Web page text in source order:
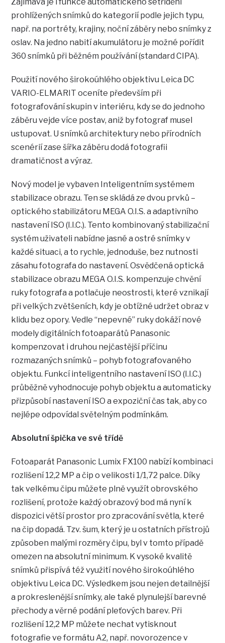
prohlížených snímků do kategorií podle jejich typu,
např. na portréty, krajiny, noční záběry nebo snímky z
oslav. Na jedno nabití akumulátoru je možné pořídit
360 snímků při běžném používání (standard CIPA).
Použití nového širokoúhlého objektivu Leica DC
VARIO-ELMARIT oceníte především při
fotografování skupin v interiéru, kdy se do jednoho
záběru vejde více postav, aniž by fotograf musel
ustupovat. U snímků architektury nebo přírodních
scenérií zase šířka záběru dodá fotografii
dramatičnost a výraz.
Nový model je vybaven Inteligentním systémem
stabilizace obrazu. Ten se skládá ze dvou prvků –
optického stabilizátoru MEGA O.I.S. a adaptivního
nastavení ISO (I.I.C.). Tento kombinovaný stabilizační
systém uživateli nabídne jasné a ostré snímky v
každé situaci, a to rychle, jednoduše, bez nutnosti
zásahu fotografa do nastavení. Osvědčená optická
stabilizace obrazu MEGA O.I.S. kompenzuje chvění
ruky fotografa a potlačuje neostrosti, které vznikají
při velkých zvětšeních, kdy je obtížné udržet obraz v
klidu bez opory. Vedle “nepevné” ruky dokáží nové
modely digitálních fotoaparátů Panasonic
kompenzovat i druhou nejčastější příčinu
rozmazaných snímků – pohyb fotografovaného
objektu. Funkcí inteligentního nastavení ISO (I.I.C.)
průběžně vyhodnocuje pohyb objektu a automaticky
přizpůsobí nastavení ISO a expoziční čas tak, aby co
nejlépe odpovídal světelným podmínkám.
Absolutní špička ve své třídě
Fotoaparát Panasonic Lumix FX100 nabízí kombinaci
rozlišení 12,2 MP a čip o velikosti 1/1,72 palce. Díky
tak velkému čipu můžete plně využít obrovského
rozlišení, protože každý obrazový bod má nyní k
dispozici větší prostor pro zpracování světla, které
na čip dopadá. Tzv. šum, který je u ostatních přístrojů
způsoben malými rozměry čipu, byl v tomto případě
omezen na absolutní minimum. K vysoké kvalitě
snímků přispívá též využití nového širokoúhlého
objektivu Leica DC. Výsledkem jsou nejen detailnější
a prokreslenější snímky, ale také plynulejší barevné
přechody a věrné podání pleťových barev. Při
rozlišení 12,2 MP můžete nechat vytisknout
fotografie ve formátu A2, např. novorozence v